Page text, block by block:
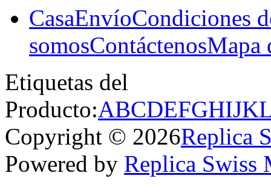
CasaEnvíoCondiciones
somosContáctenosMapa
Etiquetas del
Producto:ABCDEFGHIJK
Copyright © 2026Replica
Powered by Replica Swiss